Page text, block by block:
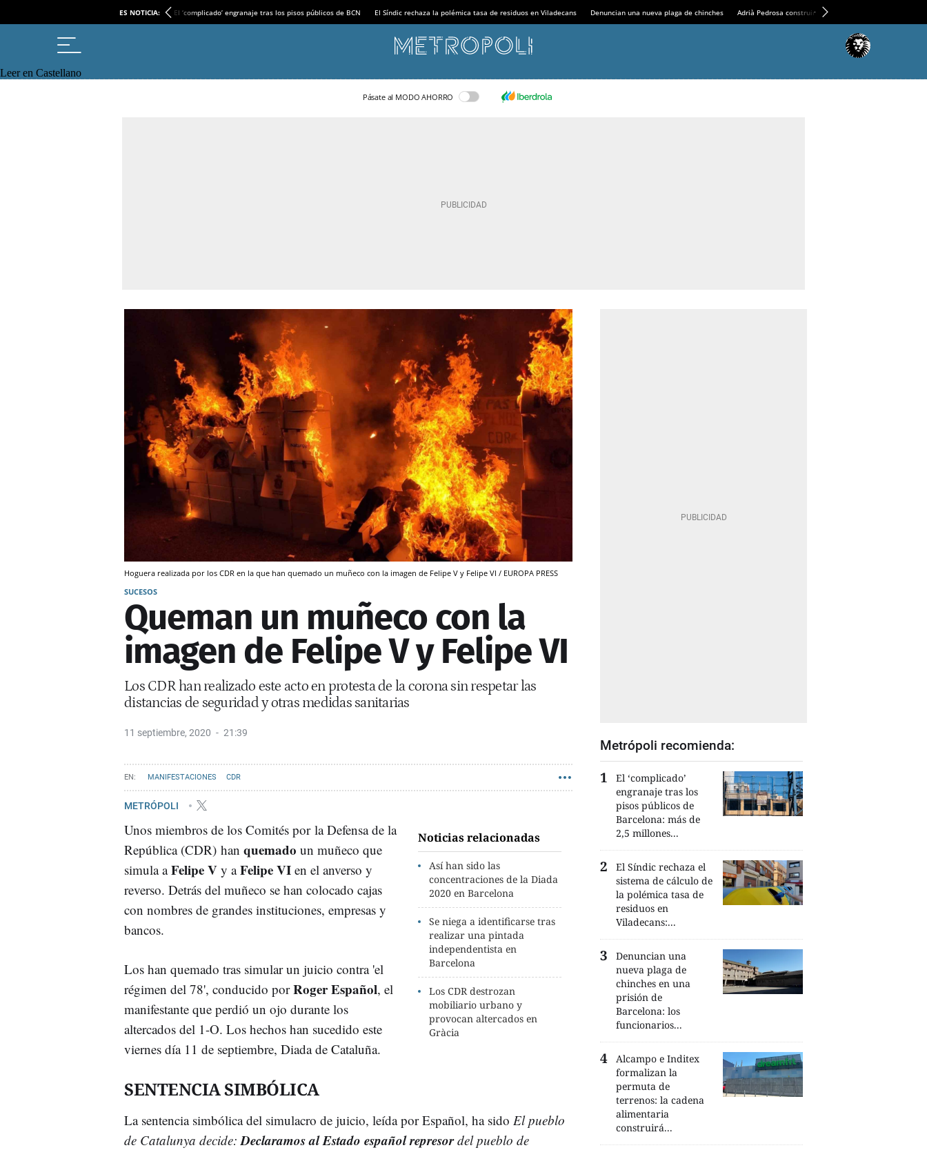
ES NOTICIA: El ‘complicado’ engranaje tras los pisos públicos de BCN El Síndic rechaza la polémica tasa de residuos en Viladecans Denuncian una nueva plaga de chinches Adrià Pedrosa construirá la nueva residencia en el
Leer en Castellano
Pásate al MODO AHORRO
Hoguera realizada por los CDR en la que han quemado un muñeco con la imagen de Felipe V y Felipe VI / EUROPA PRESS
SUCESOS
Queman un muñeco con la
imagen de Felipe V y Felipe VI
Los CDR han realizado este acto en protesta de la corona sin respetar las
distancias de seguridad y otras medidas sanitarias
11 septiembre, 2020 21:39
MANIFESTACIONES CDR
METRÓPOLI
Noticias relacionadas
Así han sido las
concentraciones de la Diada
2020 en Barcelona
Se niega a identificarse tras
realizar una pintada
independentista en
Barcelona
Los CDR destrozan
mobiliario urbano y
provocan altercados en
Gràcia
Unos miembros de los Comités por la Defensa de la
República (CDR) han quemado un muñeco que
simula aFelipe V y aFelipe VI en el anverso y
reverso. Detrás del muñeco se han colocado cajas
con nombres de grandes instituciones, empresas y
bancos.
Los han quemado tras simular un juicio contra 'el
régimen del 78', conducido porRoger Español, el
manifestante que perdió un ojo durante los
altercados del 1-O. Los hechos han sucedido este
viernes día 11 de septiembre, Diada de Cataluña.
SENTENCIA SIMBÓLICA
La sentencia simbólica del simulacro de juicio, leída por Español, ha sido El pueblo
de Catalunya decide: Declaramos al Estado español represordel pueblo de
Metrópoli recomienda:
El ‘complicado’
engranaje tras los
pisos públicos de
Barcelona: más de
2,5 millones...
El Síndic rechaza el
sistema de cálculo de
la polémica tasa de
residuos en
Viladecans:...
Denuncian una
nueva plaga de
chinches en una
prisión de
Barcelona: los
funcionarios...
Alcampo e Inditex
formalizan la
permuta de
terrenos: la cadena
alimentaria
construirá...